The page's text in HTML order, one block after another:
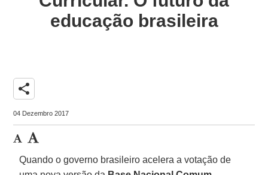
educação brasileira
share
04 Dezembro 2017
Quando o governo brasileiro acelera a votação de